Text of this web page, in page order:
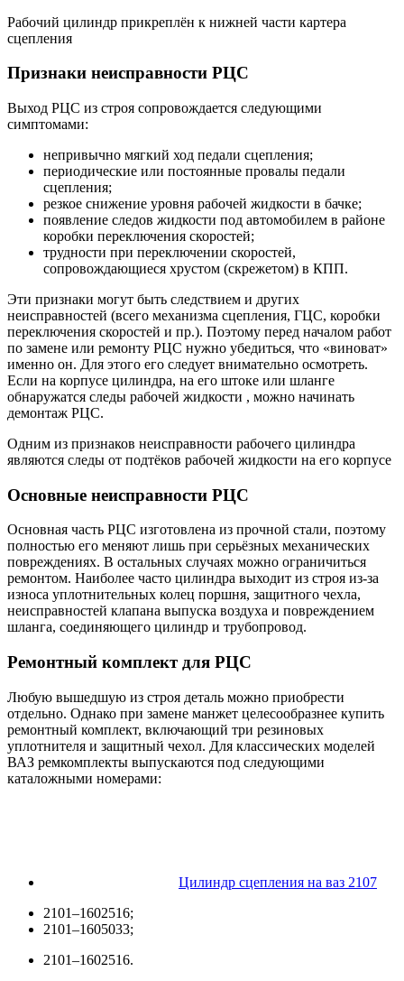
Рабочий цилиндр прикреплён к нижней части картера
сцепления
Признаки неисправности РЦС
Выход РЦС из строя сопровождается следующими
симптомами:
непривычно мягкий ход педали сцепления;
периодические или постоянные провалы педали
сцепления;
резкое снижение уровня рабочей жидкости в бачке;
появление следов жидкости под автомобилем в районе
коробки переключения скоростей;
трудности при переключении скоростей,
сопровождающиеся хрустом (скрежетом) в КПП.
Эти признаки могут быть следствием и других
неисправностей (всего механизма сцепления, ГЦС, коробки
переключения скоростей и пр.). Поэтому перед началом работ
по замене или ремонту РЦС нужно убедиться, что «виноват»
именно он. Для этого его следует внимательно осмотреть.
Если на корпусе цилиндра, на его штоке или шланге
обнаружатся следы рабочей жидкости , можно начинать
демонтаж РЦС.
Одним из признаков неисправности рабочего цилиндра
являются следы от подтёков рабочей жидкости на его корпусе
Основные неисправности РЦС
Основная часть РЦС изготовлена из прочной стали, поэтому
полностью его меняют лишь при серьёзных механических
повреждениях. В остальных случаях можно ограничиться
ремонтом. Наиболее часто цилиндра выходит из строя из-за
износа уплотнительных колец поршня, защитного чехла,
неисправностей клапана выпуска воздуха и повреждением
шланга, соединяющего цилиндр и трубопровод.
Ремонтный комплект для РЦС
Любую вышедшую из строя деталь можно приобрести
отдельно. Однако при замене манжет целесообразнее купить
ремонтный комплект, включающий три резиновых
уплотнителя и защитный чехол. Для классических моделей
ВАЗ ремкомплекты выпускаются под следующими
каталожными номерами:
Цилиндр сцепления на ваз 2107
2101–1602516;
2101–1605033;
2101–1602516.